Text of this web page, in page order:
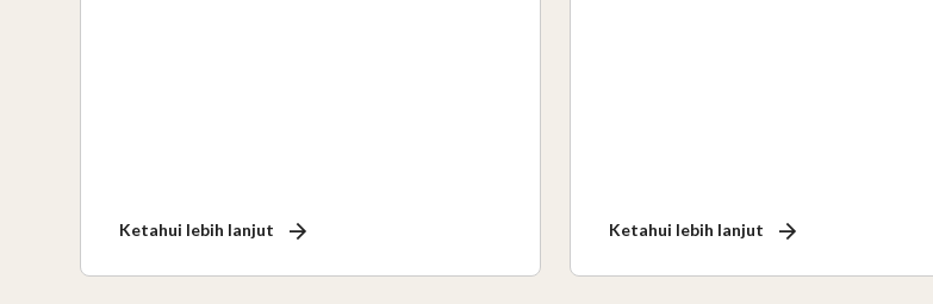
Ketahui lebih lanjut Ketahui lebih lanjut